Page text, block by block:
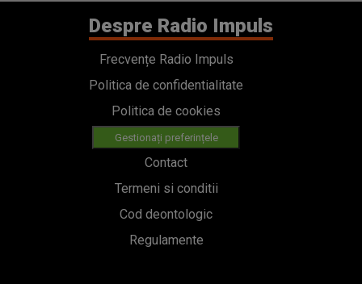
Despre Radio Impuls
Frecvențe Radio Impuls
Politica de confidentialitate
Politica de cookies
Gestionați preferințele
Contact
Termeni si conditii
Cod deontologic
Regulamente